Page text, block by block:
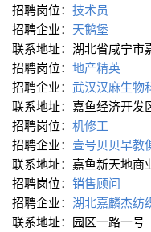
招聘岗位： 技术员
招聘企业： 天鹅堡
联系地址：湖北省咸宁市
招聘岗位： 地产精英
招聘企业： 武汉汉麻生物
联系地址：嘉鱼经济开发
招聘岗位： 机修工
招聘企业： 壹号贝贝早教
联系地址：嘉鱼新天地商
招聘岗位： 销售顾问
招聘企业： 湖北嘉麟杰纺
联系地址：园区一路一号